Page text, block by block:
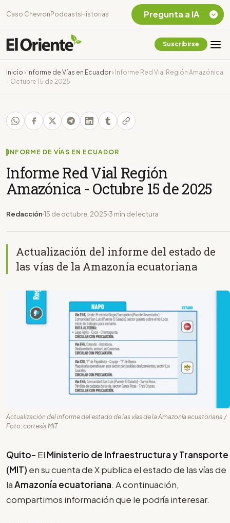
Caso Chevron Podcasts Historias
Suscribirse
Inicio › Informe de Vías en Ecuador› Informe Red Vial Región Amazónica
- Octubre 15 de 2025
INFORME DE VÍAS EN ECUADOR
Informe Red Vial Región
Amazónica - Octubre 15 de 2025
Redacción 15 de octubre, 2025 3 min de lectura
Actualización del informe del estado de
las vías de la Amazonía ecuatoriana
Actualización del informe del estado de las vías de la Amazonía ecuatoriana /
Foto: cortesía MIT
Quito- El Ministerio de Infraestructura y Transporte
(MIT) en su cuenta de X publica el estado de las vías de
laAmazonía ecuatoriana. A continuación,
compartimos información que le podría interesar.
Pregunta a IA
Chevron Ecuador